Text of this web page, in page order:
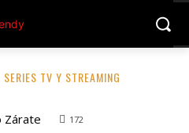
SERIES TV Y STREAMING
Zárate 172